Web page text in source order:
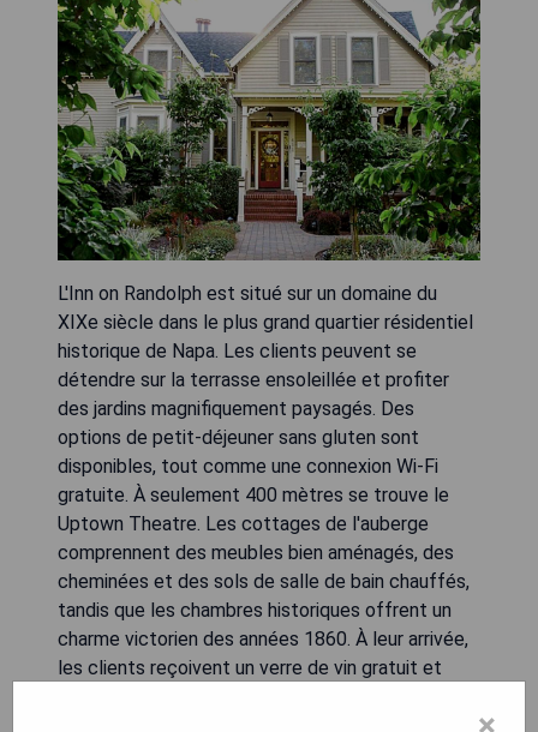
L'Inn on Randolph est situé sur un domaine du
XIXe siècle dans le plus grand quartier résidentiel
historique de Napa. Les clients peuvent se
détendre sur la terrasse ensoleillée et profiter
des jardins magnifiquement paysagés. Des
options de petit-déjeuner sans gluten sont
disponibles, tout comme une connexion Wi-Fi
gratuite. À seulement 400 mètres se trouve le
Uptown Theatre. Les cottages de l'auberge
comprennent des meubles bien aménagés, des
cheminées et des sols de salle de bain chauffés,
tandis que les chambres historiques offrent un
charme victorien des années 1860. À leur arrivée,
les clients reçoivent un verre de vin gratuit et